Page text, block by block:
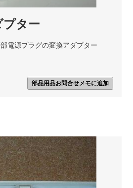
プター
電源プラグの変換アダプター
部品用品お問合せメモに追加